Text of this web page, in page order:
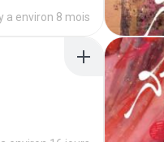
a environ 8 mois